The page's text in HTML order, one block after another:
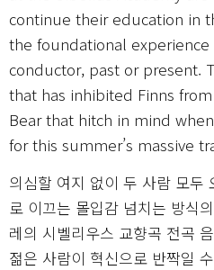
continue their education in
the foundational
conductor, past or present.
that has inhibited Finns
Bear that hitch in mind
for this summer’s massive
의심할 여지 없이 두 사람 모두
로 이끄는 몰입감 넘치는 방식
레의 시벨리우스 교향곡 전곡
젊은 사람이 혁신으로 반짝일